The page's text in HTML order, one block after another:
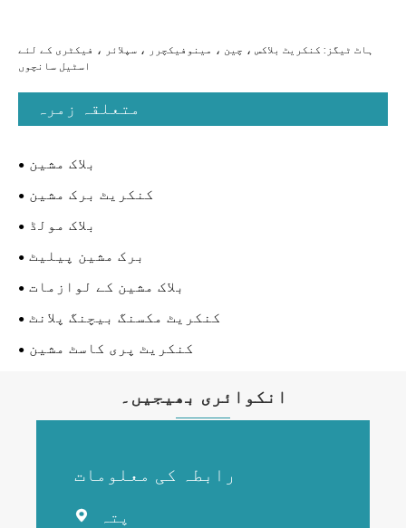
ہاٹ ٹیگز: کنکریٹ بلاکس ، چین ، مینوفیکچرر ، سپلائر ، فیکٹری کے لئے
اسٹیل سانچوں
متعلقہ زمرہ
بلاک مشین
کنکریٹ برک مشین
بلاک مولڈ
برک مشین پیلیٹ
بلاک مشین کے لوازمات
کنکریٹ مکسنگ بیچنگ پلانٹ
کنکریٹ پری کاسٹ مشین
انکوائری بھیجیں۔
رابطہ کی معلومات
 پتہ